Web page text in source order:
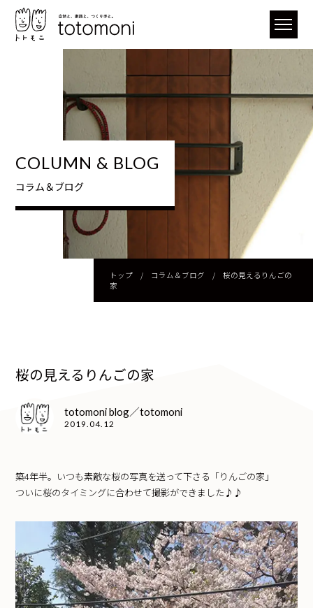
COLUMN & BLOG
コラム＆ブログ
トップ/ コラム＆ブログ / 桜の見えるりんごの
家
桜の見えるりんごの家
totomoni blog／totomoni
2019.04.12
築4年半。いつも素敵な桜の写真を送って下さる「りんごの家」
ついに桜のタイミングに合わせて撮影ができました♪♪